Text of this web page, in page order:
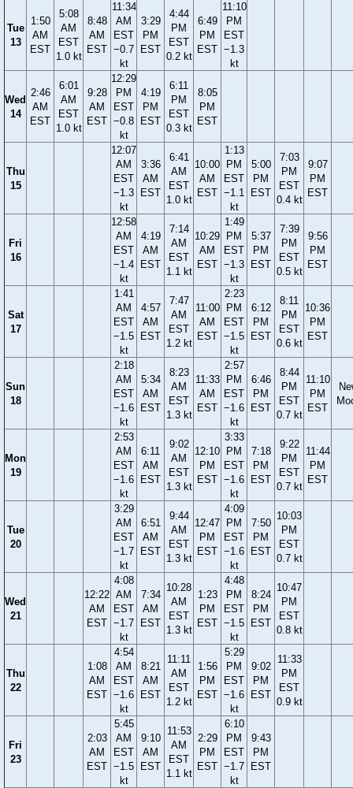
Tue
13
1:50
AM
EST
5:08
AM
EST
1.0 kt
8:48
AM
EST
11:34
AM
EST
−0.7
kt
3:29
PM
EST
4:44
PM
EST
0.2 kt
6:49
PM
EST
11:10
PM
EST
−1.3
kt
Wed
14
2:46
AM
EST
6:01
AM
EST
1.0 kt
9:28
AM
EST
12:29
PM
EST
−0.8
kt
4:19
PM
EST
6:11
PM
EST
0.3 kt
8:05
PM
EST
Thu
15
12:07
AM
EST
−1.3
kt
3:36
AM
EST
6:41
AM
EST
1.0 kt
10:00
AM
EST
1:13
PM
EST
−1.1
kt
5:00
PM
EST
7:03
PM
EST
0.4 kt
9:07
PM
EST
Fri
16
12:58
AM
EST
−1.4
kt
4:19
AM
EST
7:14
AM
EST
1.1 kt
10:29
AM
EST
1:49
PM
EST
−1.3
kt
5:37
PM
EST
7:39
PM
EST
0.5 kt
9:56
PM
EST
Sat
17
1:41
AM
EST
−1.5
kt
4:57
AM
EST
7:47
AM
EST
1.2 kt
11:00
AM
EST
2:23
PM
EST
−1.5
kt
6:12
PM
EST
8:11
PM
EST
0.6 kt
10:36
PM
EST
Sun
18
2:18
AM
EST
−1.6
kt
5:34
AM
EST
8:23
AM
EST
1.3 kt
11:33
AM
EST
2:57
PM
EST
−1.6
kt
6:46
PM
EST
8:44
PM
EST
0.7 kt
11:10
PM
EST
Mon
19
2:53
AM
EST
−1.6
kt
6:11
AM
EST
9:02
AM
EST
1.3 kt
12:10
PM
EST
3:33
PM
EST
−1.6
kt
7:18
PM
EST
9:22
PM
EST
0.7 kt
11:44
PM
EST
Tue
20
3:29
AM
EST
−1.7
kt
6:51
AM
EST
9:44
AM
EST
1.3 kt
12:47
PM
EST
4:09
PM
EST
−1.6
kt
7:50
PM
EST
10:03
PM
EST
0.7 kt
Wed
21
12:22
AM
EST
4:08
AM
EST
−1.7
kt
7:34
AM
EST
10:28
AM
EST
1.3 kt
1:23
PM
EST
4:48
PM
EST
−1.5
kt
8:24
PM
EST
10:47
PM
EST
0.8 kt
Thu
22
1:08
AM
EST
4:54
AM
EST
−1.6
kt
8:21
AM
EST
11:11
AM
EST
1.2 kt
1:56
PM
EST
5:29
PM
EST
−1.6
kt
9:02
PM
EST
11:33
PM
EST
0.9 kt
Fri
23
2:03
AM
EST
5:45
AM
EST
−1.5
kt
9:10
AM
EST
11:53
AM
EST
1.1 kt
2:29
PM
EST
6:10
PM
EST
−1.7
kt
9:43
PM
EST